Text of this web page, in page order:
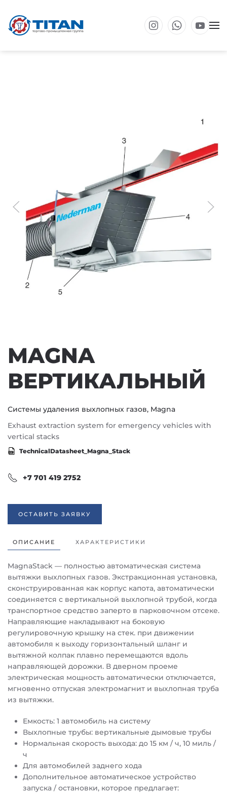
Перейти к основному содержанию
MAGNA
ВЕРТИКАЛЬНЫЙ
Системы удаления выхлопных газов, Magna
Exhaust extraction system for emergency vehicles with
vertical stacks
TechnicalDatasheet_Magna_Stack
+7 701 419 2752
ОСТАВИТЬ ЗАЯВКУ
ОПИСАНИЕ ХАРАКТЕРИСТИКИ
MagnaStack — полностью автоматическая система
вытяжки выхлопных газов. Экстракционная установка,
сконструированная как корпус капота, автоматически
соединяется с вертикальной выхлопной трубой, когда
транспортное средство заперто в парковочном отсеке.
Направляющие накладывают на боковую
регулировочную крышку на стек. при движении
автомобиля к выходу горизонтальный шланг и
вытяжной колпак плавно перемещаются вдоль
направляющей дорожки. В дверном проеме
электрическая мощность автоматически отключается,
мгновенно отпуская электромагнит и выхлопная труба
из вытяжки.
Емкость: 1 автомобиль на систему
Выхлопные трубы: вертикальные дымовые трубы
Нормальная скорость выхода: до 15 км / ч, 10 миль /
ч
Для автомобилей заднего хода
Дополнительное автоматическое устройство
запуска / остановки, которое предлагает: